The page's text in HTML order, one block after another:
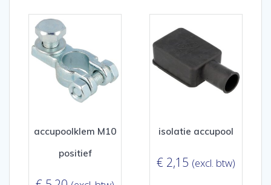
accupoolklem M10
positief
isolatie accupool
€ 2,15 (excl. btw)